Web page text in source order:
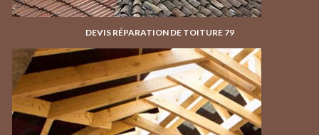
DEVIS RÉPARATION DE TOITURE 79